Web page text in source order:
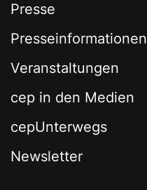
Presse
Presseinformationen
Veranstaltungen
cep in den Medien
cepUnterwegs
Newsletter